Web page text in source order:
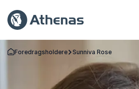
Gå tilbake til startsiden
Foredragsholdere Sunniva Rose